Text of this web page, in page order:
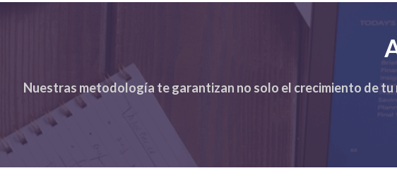
Nuestras metodología te garantizan no solo el crecimiento de